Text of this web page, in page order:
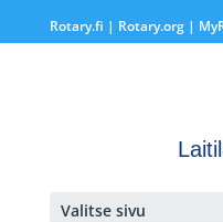
Rotary.fi | Rotary.org|
Valitse sivu